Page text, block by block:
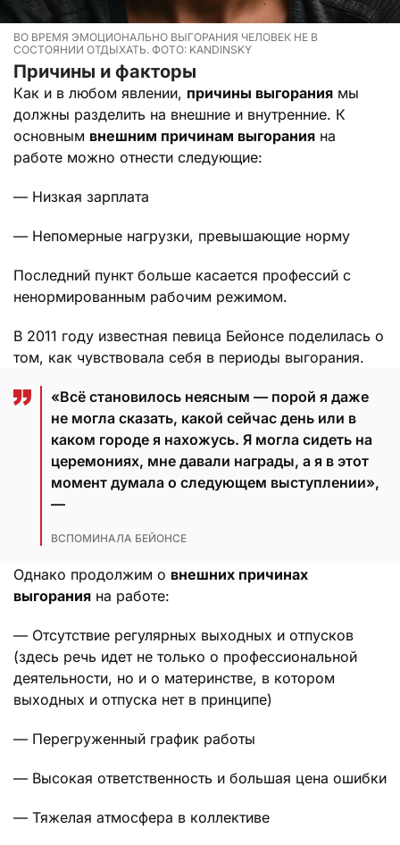
ВО ВРЕМЯ ЭМОЦИОНАЛЬНО ВЫГОРАНИЯ ЧЕЛОВЕК НЕ В
СОСТОЯНИИ ОТДЫХАТЬ. ФОТО: KANDINSKY
Причины и факторы
Как и в любом явлении, причины выгорания мы
должны разделить на внешние и внутренние. К
основным внешним причинам выгорания на
работе можно отнести следующие:
— Низкая зарплата
— Непомерные нагрузки, превышающие норму
Последний пункт больше касается профессий с
ненормированным рабочим режимом.
В 2011 году известная певица Бейонсе поделилась о
том, как чувствовала себя в периоды выгорания.
«Всё становилось неясным — порой я даже
не могла сказать, какой сейчас день или в
каком городе я нахожусь. Я могла сидеть на
церемониях, мне давали награды, а я в этот
момент думала о следующем выступлении»,
—
ВСПОМИНАЛА БЕЙОНСЕ
Однако продолжим о внешних причинах
выгорания на работе:
— Отсутствие регулярных выходных и отпусков
(здесь речь идет не только о профессиональной
деятельности, но и о материнстве, в котором
выходных и отпуска нет в принципе)
— Перегруженный график работы
— Высокая ответственность и большая цена ошибки
— Тяжелая атмосфера в коллективе